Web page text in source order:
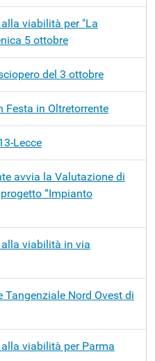
viabilità per "La
5 ottobre
del 3 ottobre
Festa in Oltretorrente
Lecce
avvia la Valutazione di
“Impianto
viabilità in via
Nord Ovest di
viabilità per Parma